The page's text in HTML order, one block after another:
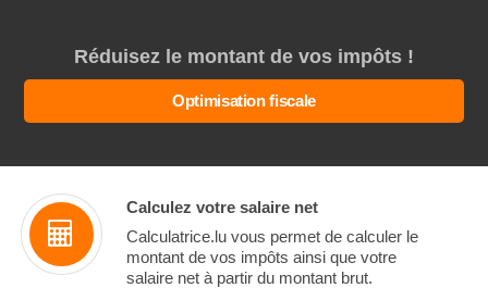
Réduisez le montant de vos impôts !
Optimisation fiscale
Calculez votre salaire net
Calculatrice.lu vous permet de calculer le
montant de vos impôts ainsi que votre
salaire net à partir du montant brut.